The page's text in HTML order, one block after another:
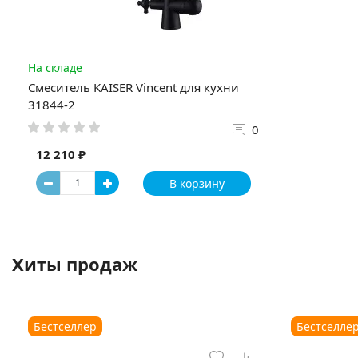
На складе
Смеситель KAISER Vincent для кухни
31844-2
0
12 210 ₽
В корзину
Хиты продаж
Бестселлер Бестселлер